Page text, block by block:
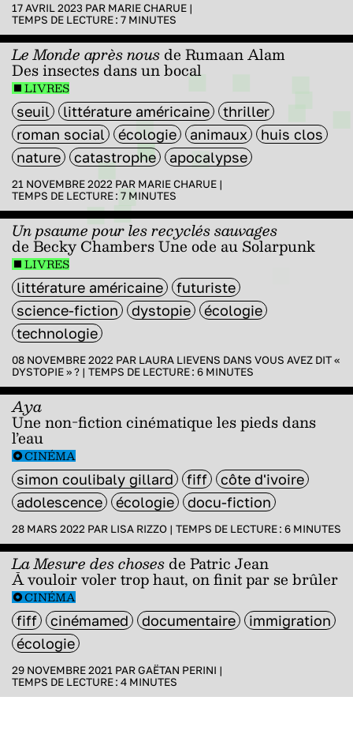
17 AVRIL 2023 PAR MARIE CHARUE |
TEMPS DE LECTURE : 7 MINUTES
Le Monde après nousde Rumaan Alam
Des insectes dans un bocal
LIVRES
seuil littérature américaine
thriller
roman social
écologie animaux
huis clos
nature
catastrophe apocalypse
21 NOVEMBRE 2022 PAR MARIE CHARUE |
TEMPS DE LECTURE : 7 MINUTES
Un psaume pour les recyclés sauvages
de Becky Chambers Une ode au Solarpunk
LIVRES
littérature américaine
futuriste
science-fiction
dystopie
écologie
technologie
08 NOVEMBRE 2022 PAR LAURA LIEVENS DANS VOUS AVEZ DIT «
DYSTOPIE » ? | TEMPS DE LECTURE : 6 MINUTES
Aya
Une non-fiction cinématique les pieds dans
l’eau
CINÉMA
simon coulibaly gillard fiff
côte d'ivoire
adolescence
écologie docu-fiction
28 MARS 2022 PAR LISA RIZZO | TEMPS DE LECTURE : 6 MINUTES
La Mesure des chosesde Patric Jean
Ā vouloir voler trop haut, on finit par se brûler
CINÉMA
fiff cinémamed documentaire
immigration
écologie
29 NOVEMBRE 2021 PARGAËTAN PERINI |
TEMPS DE LECTURE : 4 MINUTES